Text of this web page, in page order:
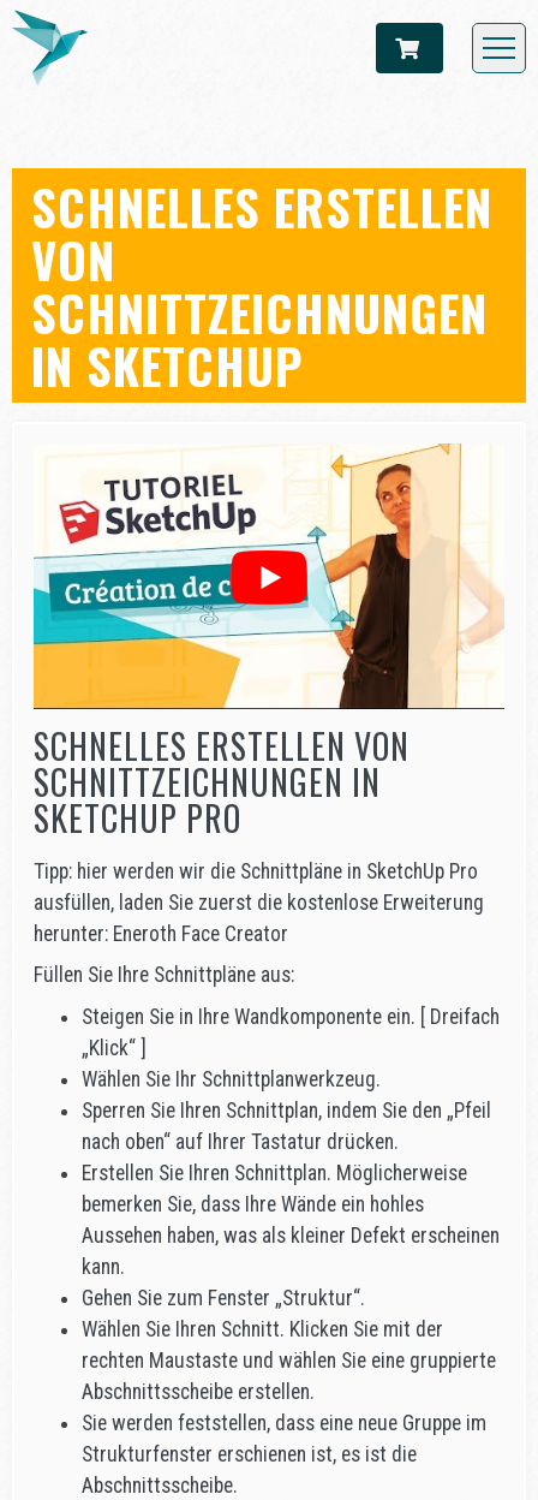
SCHNELLES ERSTELLEN
VON
SCHNITTZEICHNUNGEN
IN SKETCHUP
SCHNELLES ERSTELLEN VON
SCHNITTZEICHNUNGEN IN
SKETCHUP PRO
Tipp: hier werden wir die Schnittpläne in SketchUp Pro
ausfüllen, laden Sie zuerst die kostenlose Erweiterung
herunter: Eneroth Face Creator
Füllen Sie Ihre Schnittpläne aus:
Steigen Sie in Ihre Wandkomponente ein. [ Dreifach
„Klick“ ]
Wählen Sie Ihr Schnittplanwerkzeug.
Sperren Sie Ihren Schnittplan, indem Sie den „Pfeil
nach oben“ auf Ihrer Tastatur drücken.
Erstellen Sie Ihren Schnittplan. Möglicherweise
bemerken Sie, dass Ihre Wände ein hohles
Aussehen haben, was als kleiner Defekt erscheinen
kann.
Gehen Sie zum Fenster „Struktur“.
Wählen Sie Ihren Schnitt. Klicken Sie mit der
rechten Maustaste und wählen Sie eine gruppierte
Abschnittsscheibe erstellen.
Sie werden feststellen, dass eine neue Gruppe im
Strukturfenster erschienen ist, es ist die
Abschnittsscheibe.